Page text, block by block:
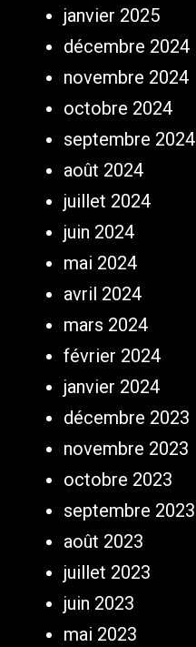
janvier 2025
décembre 2024
novembre 2024
octobre 2024
septembre 2024
août 2024
juillet 2024
juin 2024
mai 2024
avril 2024
mars 2024
février 2024
janvier 2024
décembre 2023
novembre 2023
octobre 2023
septembre 2023
août 2023
juillet 2023
juin 2023
mai 2023